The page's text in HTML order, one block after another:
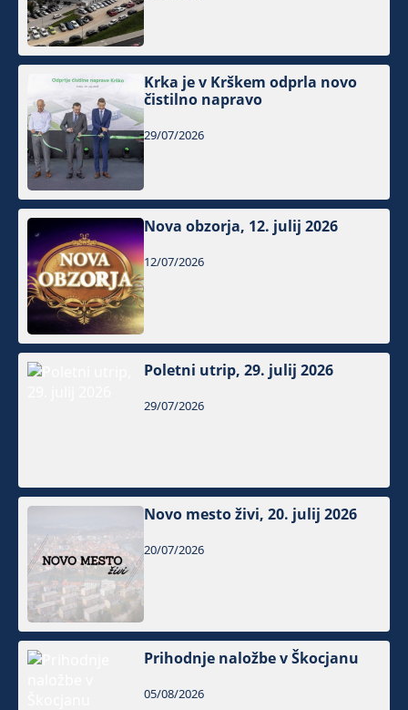
Krka je v Krškem odprla novo
čistilno napravo
29/07/2026
Nova obzorja, 12. julij 2026
12/07/2026
Poletni utrip, 29. julij 2026
29/07/2026
Novo mesto živi, 20. julij 2026
20/07/2026
Prihodnje naložbe v Škocjanu
05/08/2026